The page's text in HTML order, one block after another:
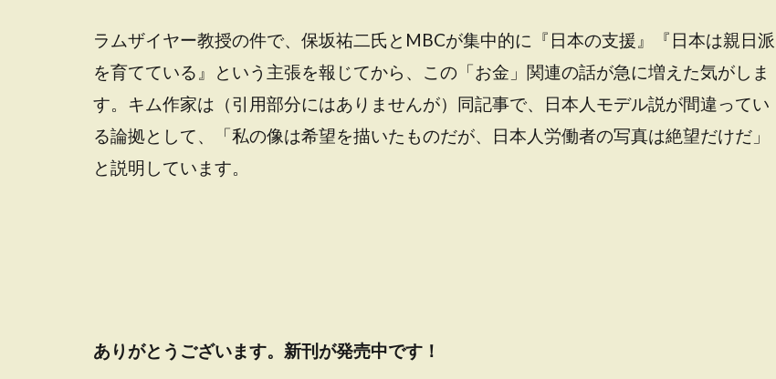
ラムザイヤー教授の件で、保坂祐二氏とMBCが集中的に『日本の支援』『日本は親日派
を育てている』という主張を報じてから、この「お金」関連の話が急に増えた気がしま
す。キム作家は（引用部分にはありませんが）同記事で、日本人モデル説が間違ってい
る論拠として、「私の像は希望を描いたものだが、日本人労働者の写真は絶望だけだ」
と説明しています。
ありがとうございます。新刊が発売中です！